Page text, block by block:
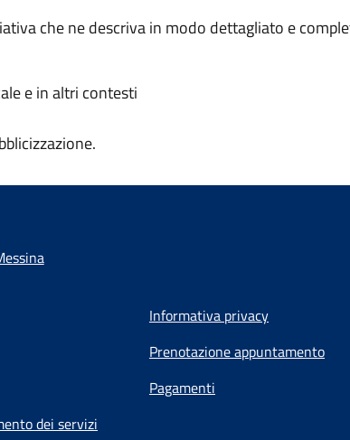
che ne descriva in modo dettagliato e
e in altri contesti
Informativa privacy
Prenotazione appuntamento
Pagamenti
dei servizi